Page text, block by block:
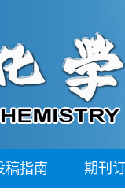
稿指南 期刊